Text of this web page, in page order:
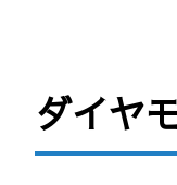
ダイヤ